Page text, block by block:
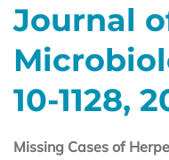
Journal
10-1128,
Missing Cases of